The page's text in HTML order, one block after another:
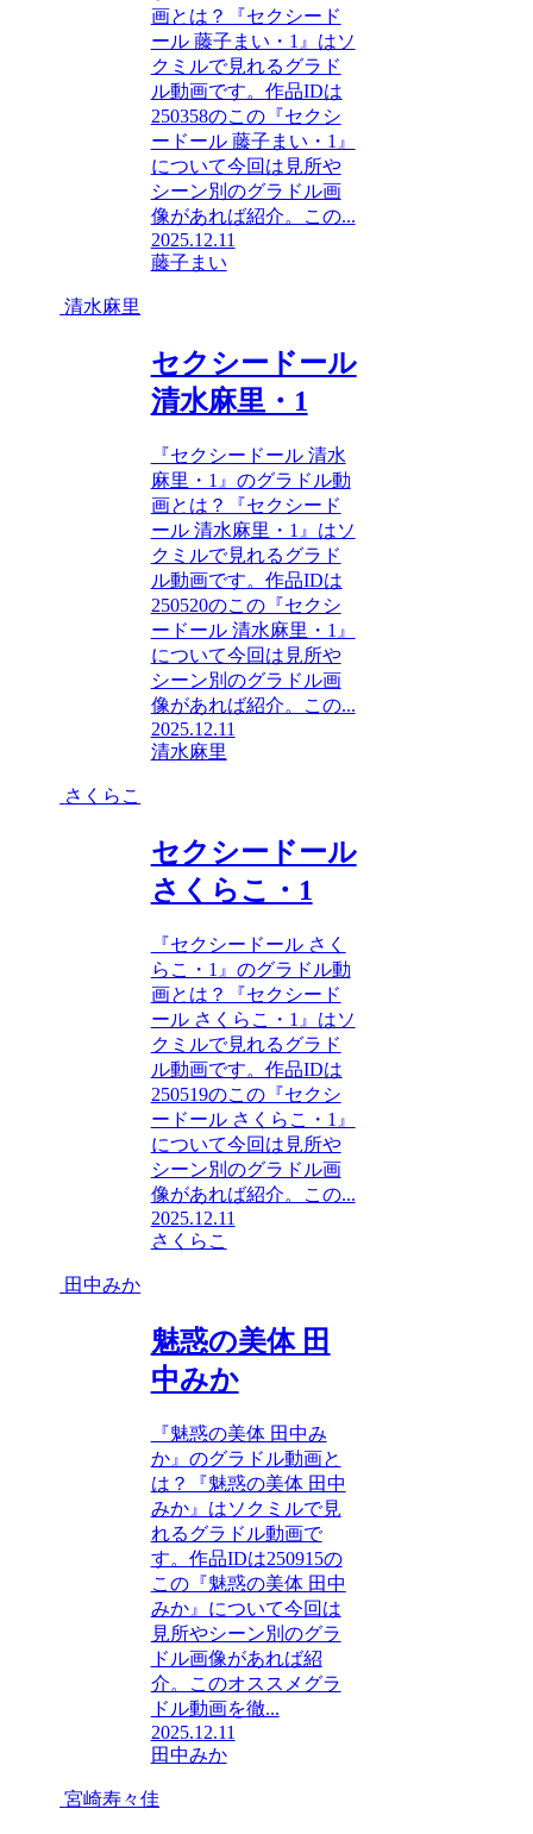
画とは？『セクシード
ール 藤子まい・1』はソ
クミルで見れるグラド
ル動画です。作品IDは
250358のこの『セクシ
ードール 藤子まい・1』
について今回は見所や
シーン別のグラドル画
像があれば紹介。この...
2025.12.11
藤子まい
清水麻里
セクシードール
清水麻里・1
『セクシードール 清水
麻里・1』のグラドル動
画とは？『セクシード
ール 清水麻里・1』はソ
クミルで見れるグラド
ル動画です。作品IDは
250520のこの『セクシ
ードール 清水麻里・1』
について今回は見所や
シーン別のグラドル画
像があれば紹介。この...
2025.12.11
清水麻里
さくらこ
セクシードール
さくらこ・1
『セクシードール さく
らこ・1』のグラドル動
画とは？『セクシード
ール さくらこ・1』はソ
クミルで見れるグラド
ル動画です。作品IDは
250519のこの『セクシ
ードール さくらこ・1』
について今回は見所や
シーン別のグラドル画
像があれば紹介。この...
2025.12.11
さくらこ
田中みか
魅惑の美体 田
中みか
『魅惑の美体 田中み
か』のグラドル動画と
は？『魅惑の美体 田中
みか』はソクミルで見
れるグラドル動画で
す。作品IDは250915の
この『魅惑の美体 田中
みか』について今回は
見所やシーン別のグラ
ドル画像があれば紹
介。このオススメグラ
ドル動画を徹...
2025.12.11
田中みか
宮崎寿々佳